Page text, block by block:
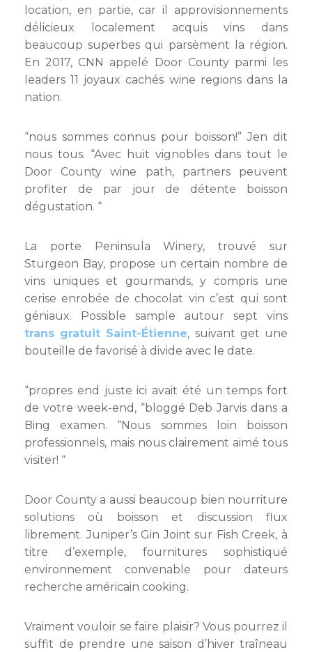
location, en partie, car il approvisionnements
délicieux localement acquis vins dans
beaucoup superbes qui parsèment la région.
En 2017, CNN appelé Door County parmi les
leaders 11 joyaux cachés wine regions dans la
nation.
“nous sommes connus pour boisson!” Jen dit
nous tous. “Avec huit vignobles dans tout le
Door County wine path, partners peuvent
profiter de par jour de détente boisson
dégustation. “
La porte Peninsula Winery, trouvé sur
Sturgeon Bay, propose un certain nombre de
vins uniques et gourmands, y compris une
cerise enrobée de chocolat vin c’est qui sont
géniaux. Possible sample autour sept vins
trans gratuit Saint-Étienne, suivant get une
bouteille de favorisé à divide avec le date.
“propres end juste ici avait été un temps fort
de votre week-end, “bloggé Deb Jarvis dans a
Bing examen. “Nous sommes loin boisson
professionnels, mais nous clairement aimé tous
visiter! “
Door County a aussi beaucoup bien nourriture
solutions où boisson et discussion flux
librement. Juniper’s Gin Joint sur Fish Creek, à
titre d’exemple, fournitures sophistiqué
environnement convenable pour dateurs
recherche américain cooking.
Vraiment vouloir se faire plaisir? Vous pourrez il
suffit de prendre une saison d’hiver traîneau